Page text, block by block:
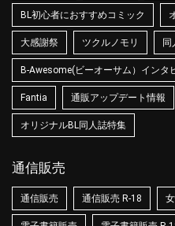
BL初心者におすすめコミック
大感謝祭 ツクルノモリ 同
B-Awesome(ビーオーサム）インタ
Fantia 通販アップデート情報
オリジナルBL同人誌特集
通信販売
通信販売 通信販売 R-18